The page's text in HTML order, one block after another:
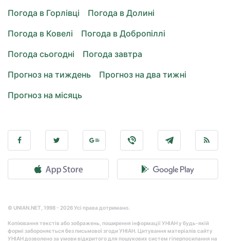
Погода в Горлівці
Погода в Долині
Погода в Ковелі
Погода в Добропіллі
Погода сьогодні
Погода завтра
Прогноз на тиждень
Прогноз на два тижні
Прогноз на місяць
© UNIAN.NET, 1998 - 2026 Усі права дотримано.
Копіювання текстів або зображень, поширення інформації УНІАН у будь-якій
формі забороняється без письмової згоди УНІАН. Цитування матеріалів сайту
УНІАН дозволено за умови відкритого для пошукових систем гіперпосилання на